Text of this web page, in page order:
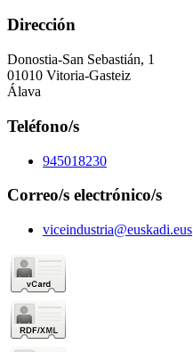
Dirección
Donostia-San Sebastián, 1
01010 Vitoria-Gasteiz
Álava
Teléfono/s
945018230
Correo/s electrónico/s
viceindustria@euskadi.eus